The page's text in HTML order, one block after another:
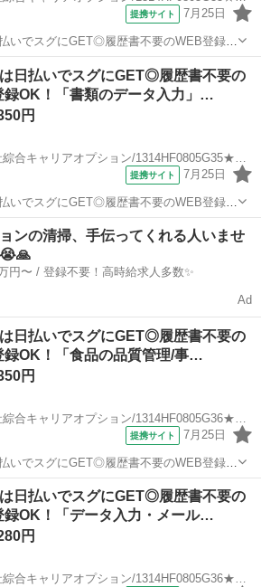
提携サイト 7月25日
いでスグにGET◎履歴書不要のWEB登録
付対応」高時給1500円！山梨県北杜市周
★ 【コメント】 製造のお仕
務
日払いでスグにGET◎履歴書不要の
録OK！「書類のデータ入力」…
円
提携サイト 7月25日
いでスグにGET◎履歴書不要のWEB登録
高時給1350円！石和温泉周辺！20代～40
で働きンの清掃、手伝ってくれる人いませ
日給例1万円〜 / 登録不要！高時給求人多数✨
Ad
日払いでスグにGET◎履歴書不要の
録OK！「食品の品質管理/事…
円
提携サイト 7月25日
いでスグにGET◎履歴書不要のWEB登録
」高時給1350円！山梨県北杜市周辺！20
製造のお仕事が豊富
務
日払いでスグにGET◎履歴書不要の
録OK！「データ入力・メール…
円
株式会社綜合キャリアオプション/1314HF0805G36★24-S